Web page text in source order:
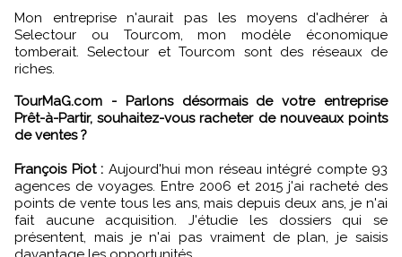
Mon entreprise n'aurait pas les moyens d'adhérer à
Selectour ou Tourcom, mon modèle économique
tomberait. Selectour et Tourcom sont des réseaux de
riches.
TourMaG.com - Parlons désormais de votre entreprise
Prêt-à-Partir, souhaitez-vous racheter de nouveaux points
de ventes ?
François Piot : Aujourd'hui mon réseau intégré compte 93
agences de voyages. Entre 2006 et 2015 j'ai racheté des
points de vente tous les ans, mais depuis deux ans, je n'ai
fait aucune acquisition. J'étudie les dossiers qui se
présentent, mais je n'ai pas vraiment de plan, je saisis